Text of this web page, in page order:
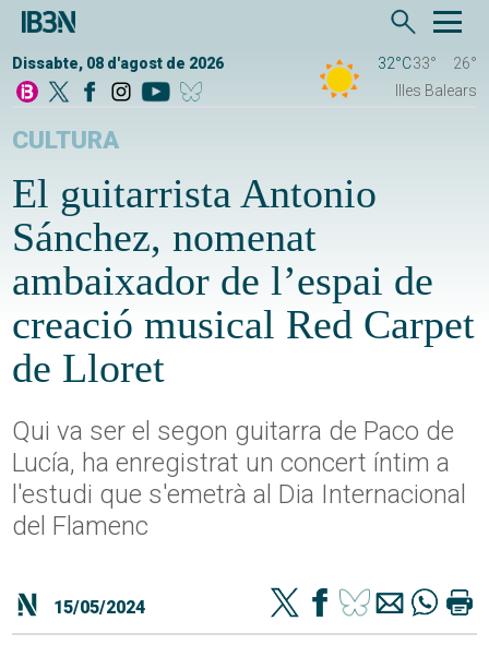
Dissabte, 08 d'agost de 2026 32°C33°
26°
Illes Balears
CULTURA
El guitarrista Antonio
Sánchez, nomenat
ambaixador de l’espai de
creació musical Red Carpet
de Lloret
Qui va ser el segon guitarra de Paco de
Lucía, ha enregistrat un concert íntim a
l'estudi que s'emetrà al Dia Internacional
del Flamenc
15/05/2024